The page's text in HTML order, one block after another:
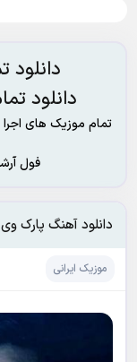
دانلود
دانلود تمام
تمام موزیک های
فول
دانلود آهنگ پارک
موزیک ایرانی